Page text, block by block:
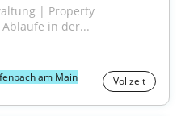
| Property
in der...
am Main Vollzeit